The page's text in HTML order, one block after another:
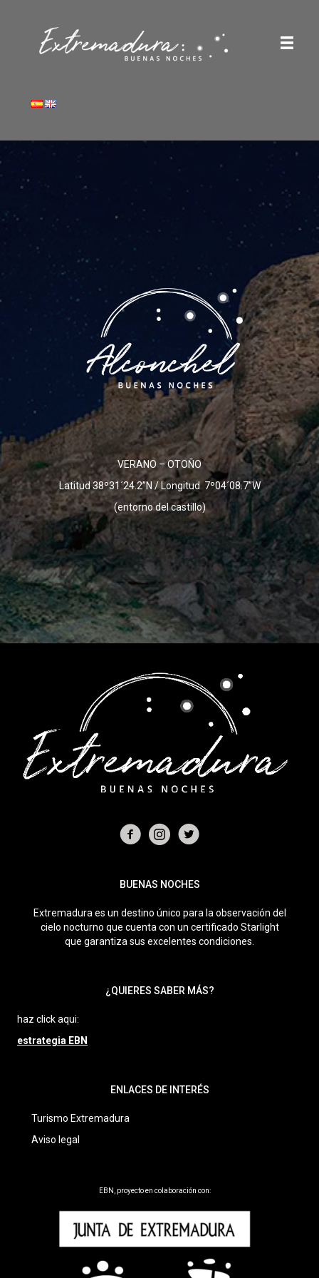
VERANO – OTOÑO
Latitud 38º31´24.2”N / Longitud 7º04´08.7”W
(entorno del castillo)
BUENAS NOCHES
Extremadura es un destino único para la observación del
cielo nocturno que cuenta con un certificado Starlight
que garantiza sus excelentes condiciones.
¿QUIERES SABER MÁS?
haz click aqui:
estrategia EBN
ENLACES DE INTERÉS
Turismo Extremadura
Aviso legal
EBN, proyecto en colaboración con: